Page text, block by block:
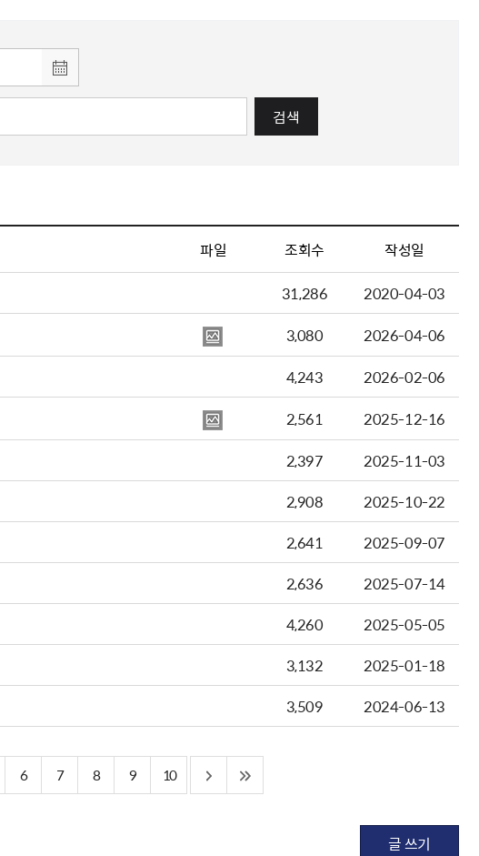
검색
파일 조회수
작성일
31,286
2020-04-03
3,080
2026-04-06
4,243
2026-02-06
2,561
2025-12-16
2,397
2025-11-03
2,908
2025-10-22
2,641
2025-09-07
2,636
2025-07-14
4,260
2025-05-05
3,132
2025-01-18
3,509 2024-06-13
6 7 8 9 10
글 쓰기